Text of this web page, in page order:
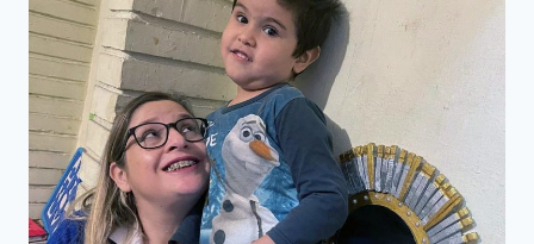
YA
REGISTRA
HISTORIAS
SUPERACIÓN,
CAPACITACIÓN,
REINSERCIÓN
LABORAL
Y
REUNIFICACIÓN